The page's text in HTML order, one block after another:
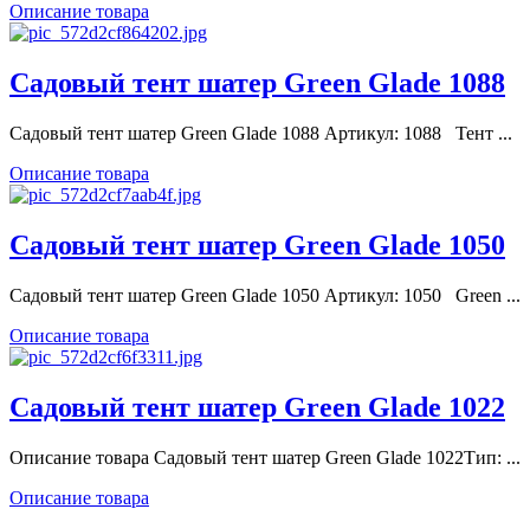
Описание товара
Садовый тент шатер Green Glade 1088
Садовый тент шатер Green Glade 1088 Артикул: 1088 Тент ...
Описание товара
Садовый тент шатер Green Glade 1050
Садовый тент шатер Green Glade 1050 Артикул: 1050 Green ...
Описание товара
Садовый тент шатер Green Glade 1022
Описание товара Садовый тент шатер Green Glade 1022Тип: ...
Описание товара